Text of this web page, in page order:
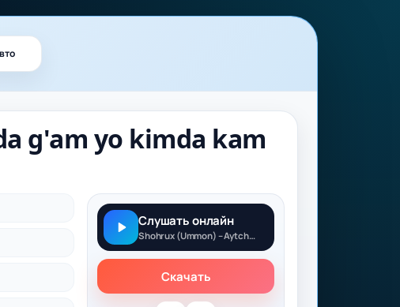
g'am yo kimda kam
Слушать онлайн
Shohrux (Ummon) – Aytchi kimda g'am yo kimda kam yo
Скачать